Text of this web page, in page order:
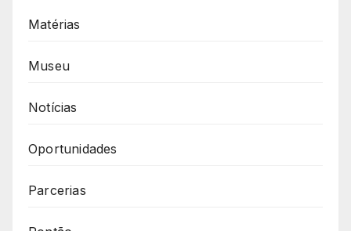
Matérias
Museu
Notícias
Oportunidades
Parcerias